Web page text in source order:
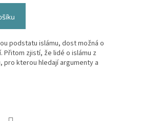
podstatu islámu, dost možná o
zjistí, že lidé o islámu z
kterou hledají argumenty a